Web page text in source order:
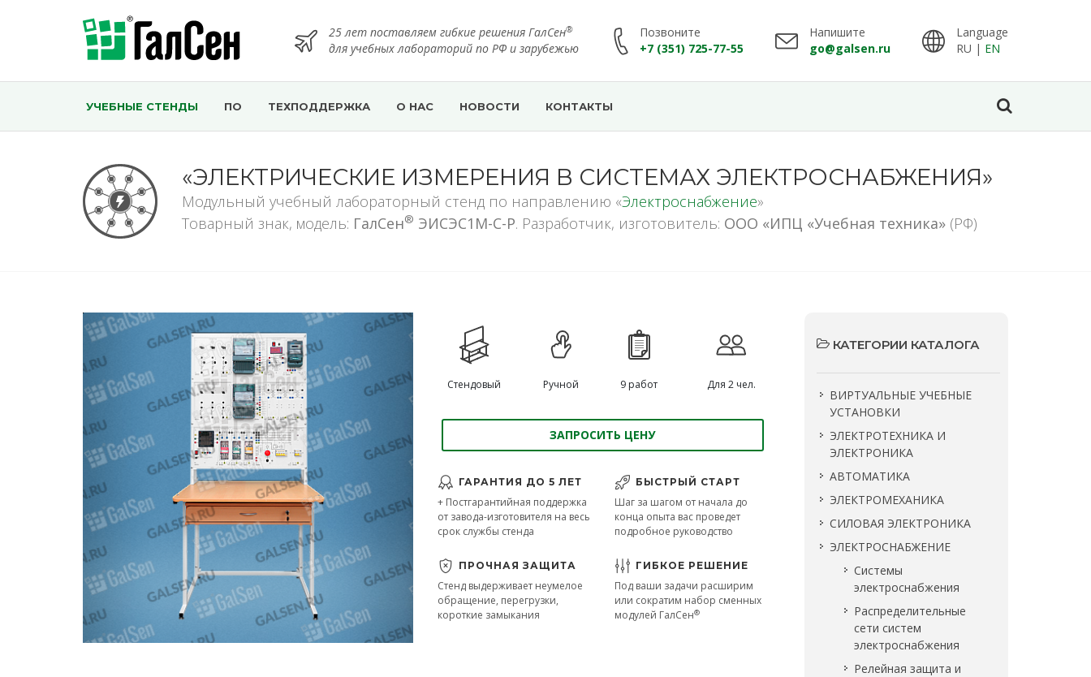
25 лет поставляем гибкие решения ГалСен®
для учебных лабораторий по РФ и зарубежью
Позвоните
+7 (351) 725-77-55
Напишите
go@galsen.ru
Language
RU | EN
УЧЕБНЫЕ СТЕНДЫ ПО ТЕХПОДДЕРЖКА О НАС НОВОСТИ КОНТАКТЫ
«ЭЛЕКТРИЧЕСКИЕ ИЗМЕРЕНИЯ В СИСТЕМАХ ЭЛЕКТРОСНАБЖЕНИЯ»
Модульный учебный лабораторный стенд по направлению «Электроснабжение»
Товарный знак, модель: ГалСен® ЭИСЭС1М-С-Р. Разработчик, изготовитель: ООО «ИПЦ «Учебная техника» (РФ)
Стендовый Ручной 9 работ Для 2 чел.
ЗАПРОСИТЬ ЦЕНУ
ГАРАНТИЯ ДО 5 ЛЕТ
+ Постгарантийная поддержка
от завода-изготовителя на весь
срок службы стенда
ПРОЧНАЯ ЗАЩИТА
Стенд выдерживает неумелое
обращение, перегрузки,
короткие замыкания
БЫСТРЫЙ СТАРТ
Шаг за шагом от начала до
конца опыта вас проведет
подробное руководство
ГИБКОЕ РЕШЕНИЕ
Под ваши задачи расширим
или сократим набор сменных
модулей ГалСен®
КАТЕГОРИИ КАТАЛОГА
ВИРТУАЛЬНЫЕ УЧЕБНЫЕ
УСТАНОВКИ
ЭЛЕКТРОТЕХНИКА И
ЭЛЕКТРОНИКА
АВТОМАТИКА
ЭЛЕКТРОМЕХАНИКА
СИЛОВАЯ ЭЛЕКТРОНИКА
ЭЛЕКТРОСНАБЖЕНИЕ
Системы
электроснабжения
Распределительные
сети систем
электроснабжения
Релейная защита и